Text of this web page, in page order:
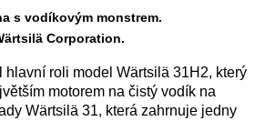
s vodíkovým monstrem.
Corporation.
hlavní roli model Wärtsilä 31H2, který
motorem na čistý vodík na
Wärtsilä 31, která zahrnuje jedny